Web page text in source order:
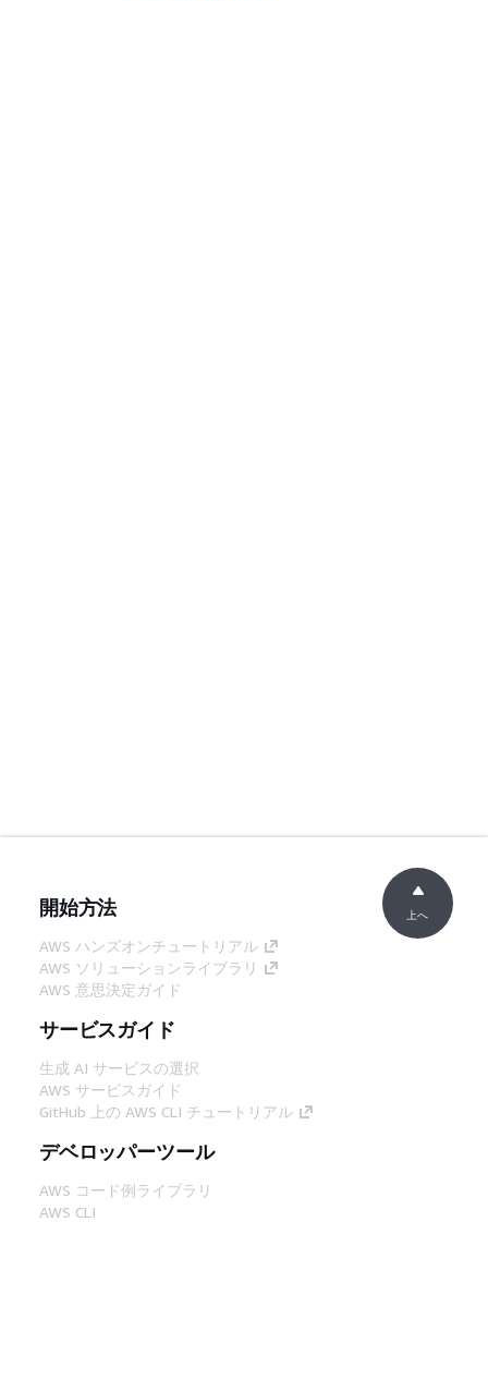
開始方法
AWS ハンズオンチュートリアル
AWS ソリューションライブラリ
AWS 意思決定ガイド
サービスガイド
生成 AI サービスの選択
AWS サービスガイド
GitHub 上の AWS CLI チュートリアル
デベロッパーツール
AWS コード例ライブラリ
AWS CLI
上へ